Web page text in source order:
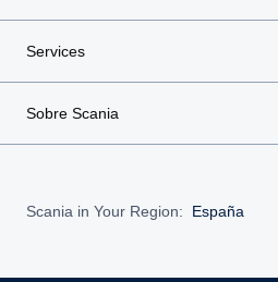
Services
Sobre Scania
Scania in Your Region: España